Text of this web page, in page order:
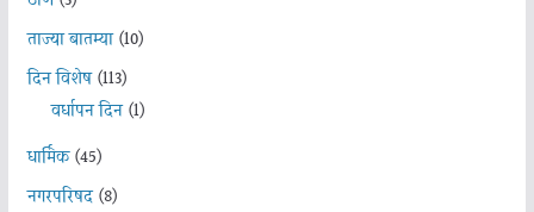
ताज्या बातम्या(10)
दिन विशेष(113)
वर्धापन दिन(1)
धार्मिक(45)
नगरपरिषद(8)